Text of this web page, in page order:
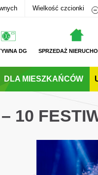
Wielkość czcionki
DG SPRZEDAŻ
DLA MIESZKAŃCÓW
10